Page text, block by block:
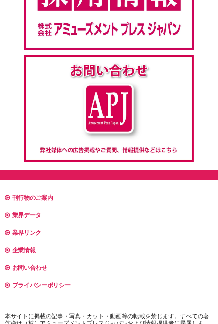
刊行物のご案内
業界データ
業界リンク
企業情報
お問い合わせ
プライバシーポリシー
本サイトに掲載の記事・写真・カット・動画等の転載を禁じます。すべての著